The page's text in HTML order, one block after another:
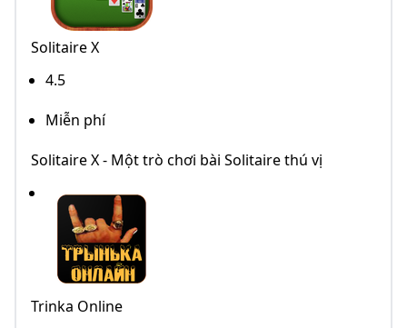
Solitaire X
4.5
Miễn phí
Solitaire X - Một trò chơi bài Solitaire thú vị
Trinka Online